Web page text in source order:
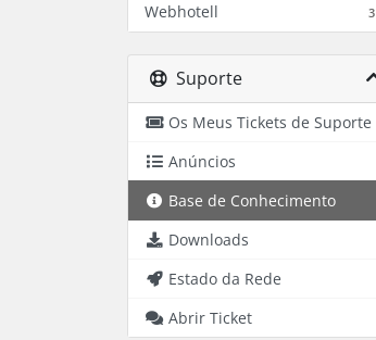
Webhotell 3
Suporte
Os Meus Tickets de Suporte
Anúncios
Base de Conhecimento
Downloads
Estado da Rede
Abrir Ticket